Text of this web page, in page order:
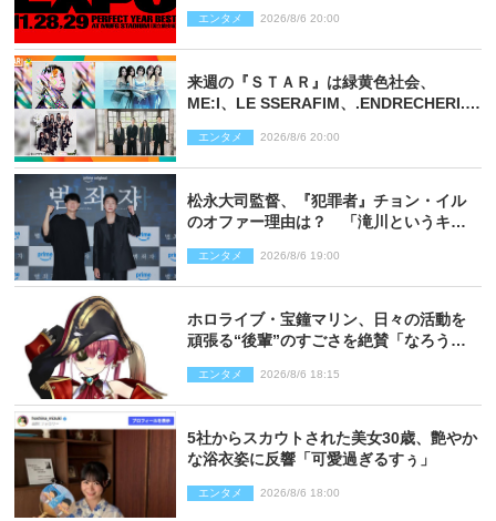
エンタメ 2026/8/6 20:00
来週の『ＳＴＡＲ』は緑黄色社会、
ME:I、LE SSERAFIM、.ENDRECHERI.が
エンタメ 2026/8/6 20:00
松永大司監督、『犯罪者』チョン・イル
のオファー理由は？ 「滝川というキャ
かった」
エンタメ 2026/8/6 19:00
ホロライブ・宝鐘マリン、日々の活動を
頑張る“後輩”のすごさを絶賛「なろう系
エンタメ 2026/8/6 18:15
5社からスカウトされた美女30歳、艶やか
な浴衣姿に反響「可愛過ぎるすぅ」
エンタメ 2026/8/6 18:00